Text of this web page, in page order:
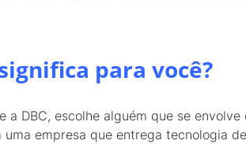
para você?
a DBC, escolhe alguém que se
empresa que entrega tecnologia